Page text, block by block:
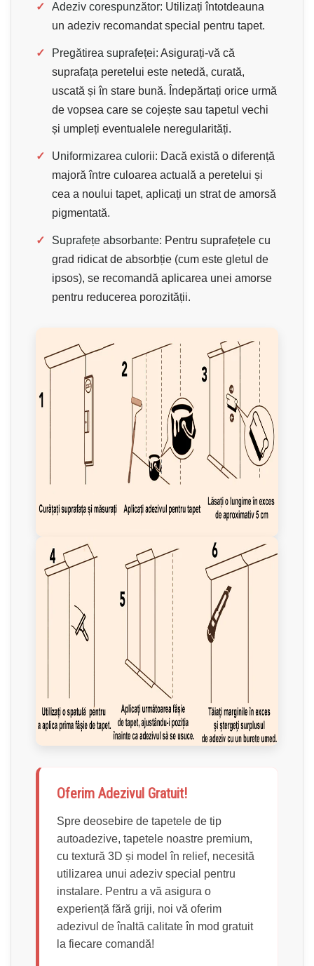
✓ Adeziv corespunzător: Utilizați întotdeauna
un adeziv recomandat special pentru tapet.
✓ Pregătirea suprafeței: Asigurați-vă că
suprafața peretelui este netedă, curată,
uscată și în stare bună. Îndepărtați orice urmă
de vopsea care se cojește sau tapetul vechi
și umpleți eventualele neregularități.
✓ Uniformizarea culorii: Dacă există o diferență
majoră între culoarea actuală a peretelui și
cea a noului tapet, aplicați un strat de amorsă
pigmentată.
✓ Suprafețe absorbante: Pentru suprafețele cu
grad ridicat de absorbție (cum este gletul de
ipsos), se recomandă aplicarea unei amorse
pentru reducerea porozității.
Oferim Adezivul Gratuit!
Spre deosebire de tapetele de tip
autoadezive, tapetele noastre premium,
cu textură 3D și model în relief, necesită
utilizarea unui adeziv special pentru
instalare. Pentru a vă asigura o
experiență fără griji, noi vă oferim
adezivul de înaltă calitate în mod gratuit
la fiecare comandă!